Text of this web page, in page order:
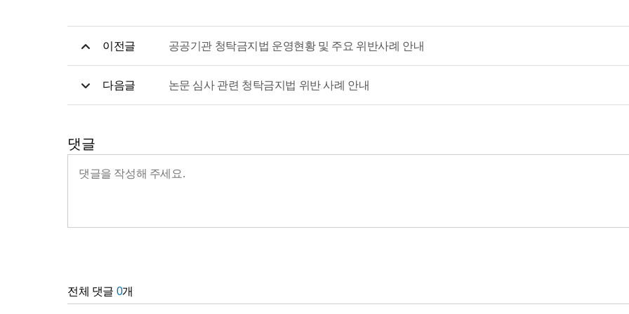
이전글 공공기관 청탁금지법 운영현황 및 주요 위반사례 안내
다음글 논문 심사 관련 청탁금지법 위반 사례 안내
댓글
전체 댓글 0개